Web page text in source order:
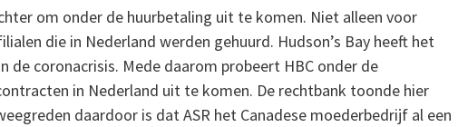
om onder de huurbetaling uit te komen. Niet alleen voor
die in Nederland werden gehuurd. Hudson’s Bay heeft het
de coronacrisis. Mede daarom probeert HBC onder de
in Nederland uit te komen. De rechtbank toonde hier
daardoor is dat ASR het Canadese moederbedrijf al een